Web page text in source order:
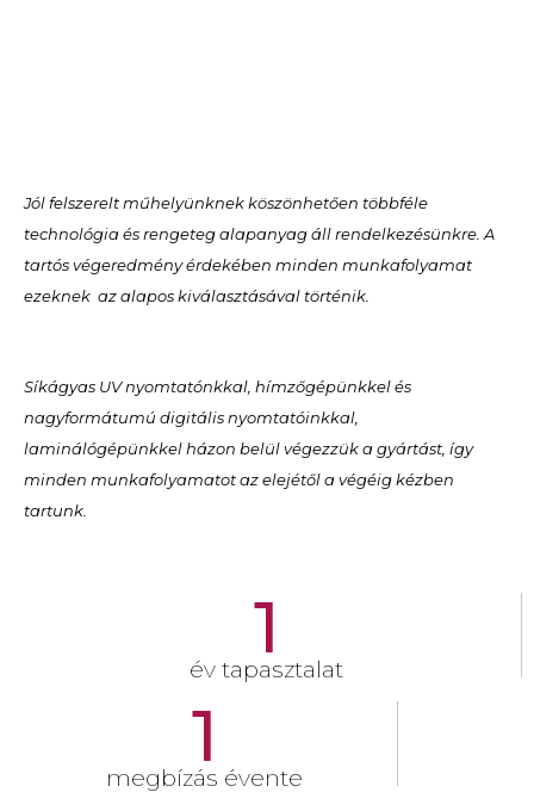
Jól felszerelt műhelyünknek köszönhetően többféle
technológia és rengeteg alapanyag áll rendelkezésünkre. A
tartós végeredmény érdekében minden munkafolyamat
ezeknek az alapos kiválasztásával történik.
Síkágyas UV nyomtatónkkal, hímzőgépünkkel és
nagyformátumú digitális nyomtatóinkkal,
laminálógépünkkel házon belül végezzük a gyártást, így
minden munkafolyamatot az elejétől a végéig kézben
tartunk.
év tapasztalat
1
megbízás évente
1